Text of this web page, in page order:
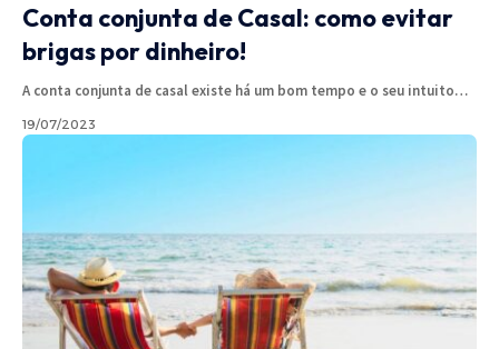
Conta conjunta de Casal: como evitar
brigas por dinheiro!
A conta conjunta de casal existe há um bom tempo e o seu intuito…
19/07/2023